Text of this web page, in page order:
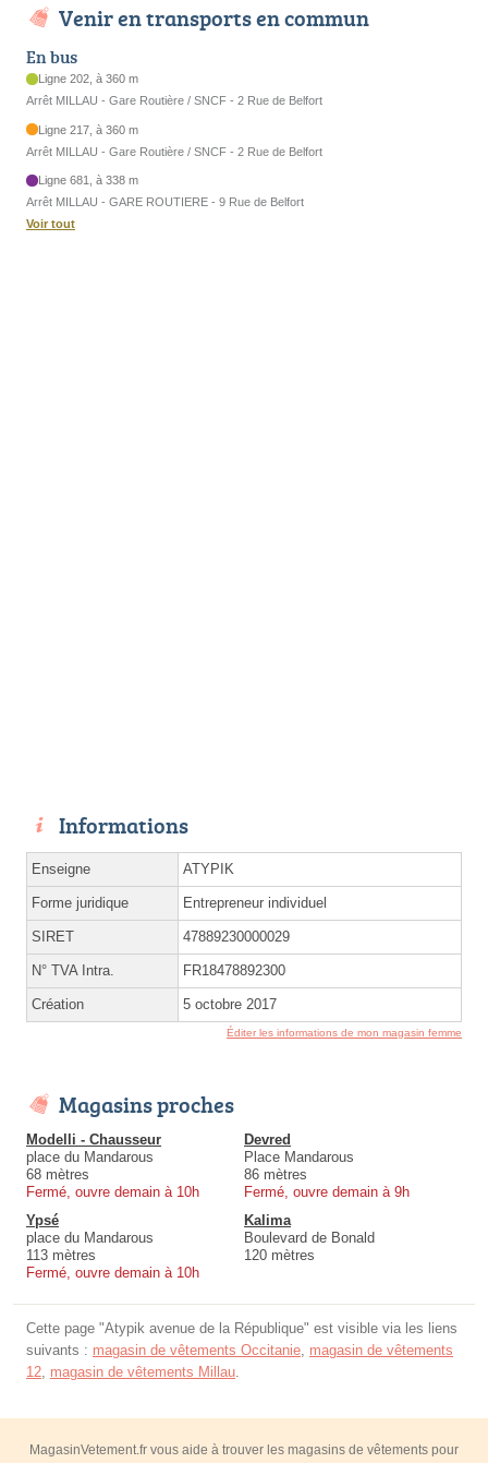
Venir en transports en commun
En bus
Ligne 202, à 360 m
Arrêt MILLAU - Gare Routière / SNCF - 2 Rue de Belfort
Ligne 217, à 360 m
Arrêt MILLAU - Gare Routière / SNCF - 2 Rue de Belfort
Ligne 681, à 338 m
Arrêt MILLAU - GARE ROUTIERE - 9 Rue de Belfort
Voir tout
Informations
Enseigne ATYPIK
Forme juridique Entrepreneur individuel
SIRET 47889230000029
N° TVA Intra. FR18478892300
Création 5 octobre 2017
Éditer les informations de mon magasin femme
Magasins proches
Modelli - Chausseur
place du Mandarous
68 mètres
Fermé, ouvre demain à 10h
Devred
Place Mandarous
86 mètres
Fermé, ouvre demain à 9h
Ypsé
place du Mandarous
113 mètres
Fermé, ouvre demain à 10h
Kalima
Boulevard de Bonald
120 mètres
Cette page "Atypik avenue de la République" est visible via les liens
suivants : magasin de vêtements Occitanie, magasin de vêtements
12, magasin de vêtements Millau.
MagasinVetement.fr vous aide à trouver les magasins de vêtements pour